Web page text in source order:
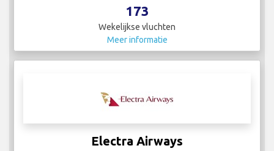
173
Wekelijkse vluchten
Meer informatie
Electra Airways